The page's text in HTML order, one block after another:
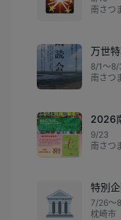
南さつ
万世
8/1〜8/
南さつ
2026
9/23
南さつ
🏛️
特別
7/26〜
枕崎市